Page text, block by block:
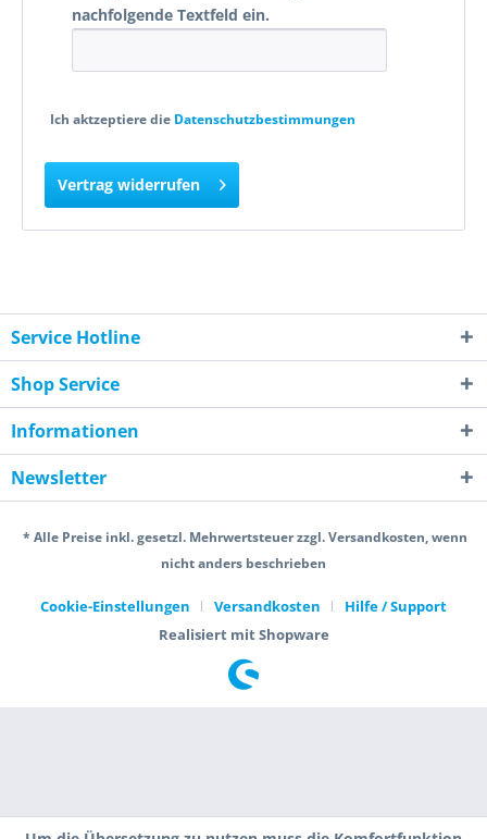
nachfolgende Textfeld ein.
Ich aktzeptiere die Datenschutzbestimmungen
Vertrag widerrufen
Service Hotline
Shop Service
Informationen
Newsletter
* Alle Preise inkl. gesetzl. Mehrwertsteuer zzgl. Versandkosten, wenn
nicht anders beschrieben
Cookie-Einstellungen Versandkosten
Hilfe / Support
Realisiert mit Shopware